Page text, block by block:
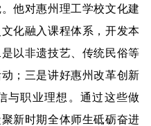
他对惠州理工学校文化建
化融入课程体系，开发本
以非遗技艺、传统民俗等
；三是讲好惠州改革创新
与职业理想。通过这些做
新时期全体师生砥砺奋进